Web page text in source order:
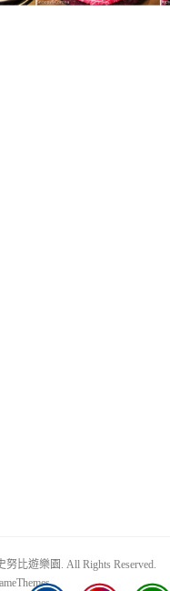
努比遊樂園. All Rights Reserved.